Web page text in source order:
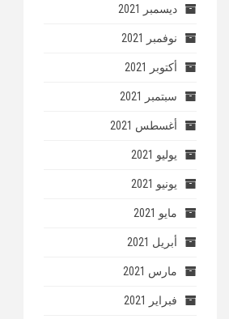
ديسمبر 2021
نوفمبر 2021
أكتوبر 2021
سبتمبر 2021
أغسطس 2021
يوليو 2021
يونيو 2021
مايو 2021
أبريل 2021
مارس 2021
فبراير 2021